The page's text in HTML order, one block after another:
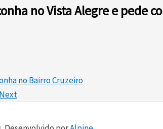
no Vista Alegre e pede
no Bairro Cruzeiro
Next